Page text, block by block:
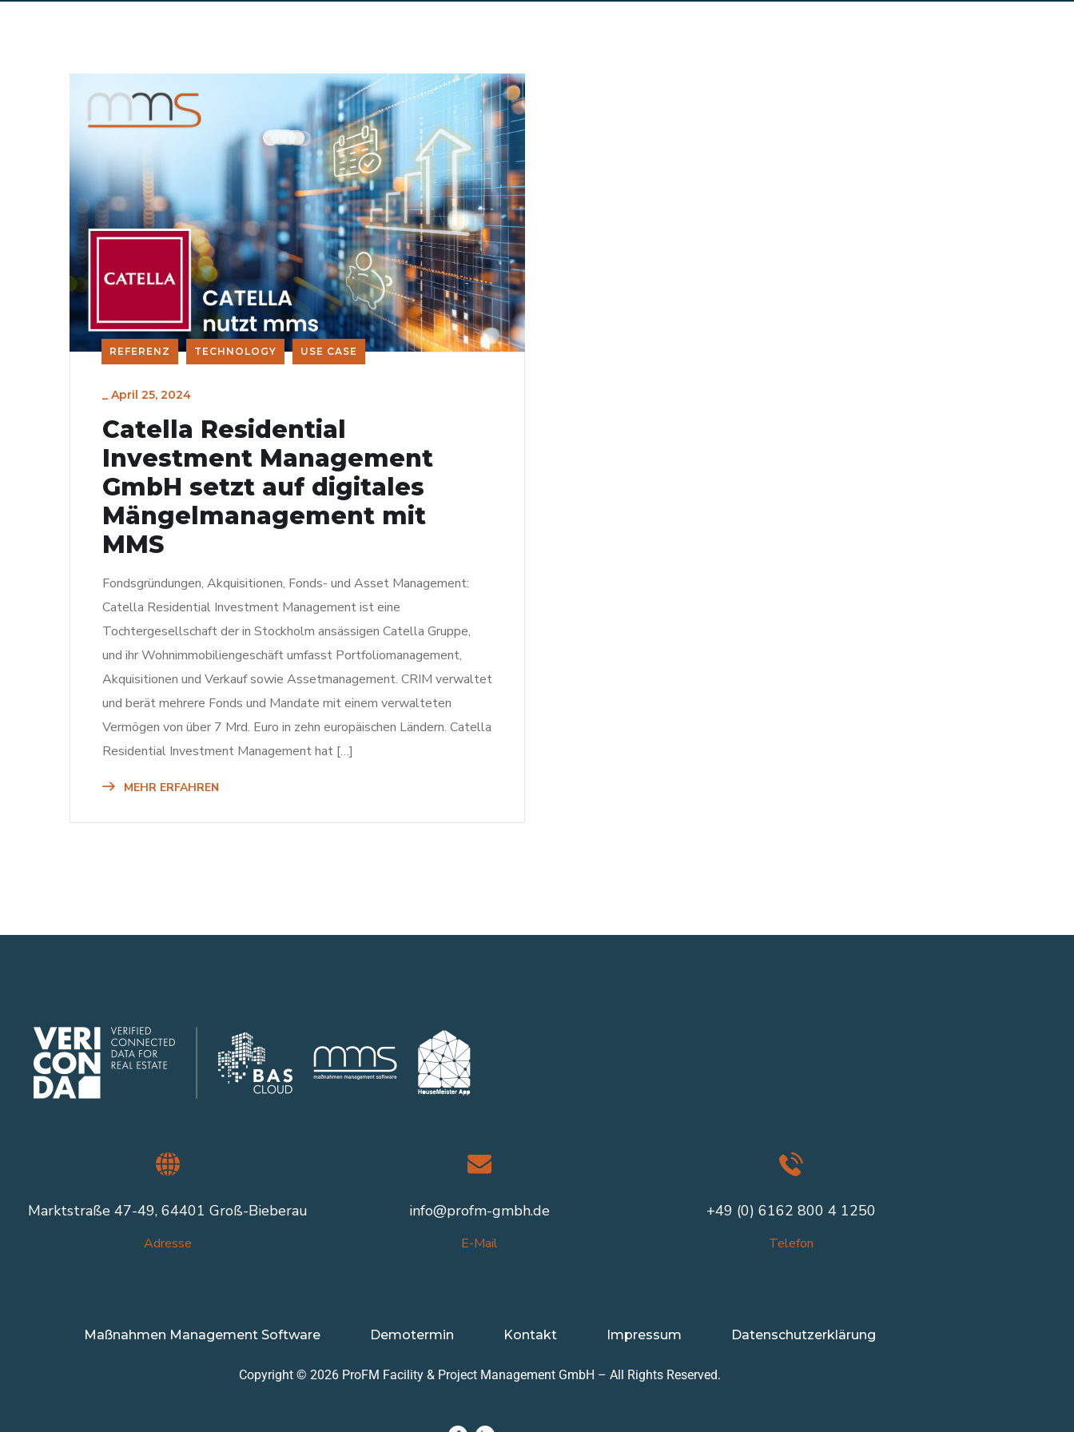
REFERENZ TECHNOLOGY USE CASE
_ April 25, 2024
Catella Residential
Investment Management
GmbH setzt auf digitales
Mängelmanagement mit
MMS
Fondsgründungen, Akquisitionen, Fonds- und Asset Management:
Catella Residential Investment Management ist eine
Tochtergesellschaft der in Stockholm ansässigen Catella Gruppe,
und ihr Wohnimmobiliengeschäft umfasst Portfoliomanagement,
Akquisitionen und Verkauf sowie Assetmanagement. CRIM verwaltet
und berät mehrere Fonds und Mandate mit einem verwalteten
Vermögen von über 7 Mrd. Euro in zehn europäischen Ländern. Catella
Residential Investment Management hat […]
MEHR ERFAHREN
Marktstraße 47-49, 64401 Groß-Bieberau
Adresse
info@profm-gmbh.de
E-Mail
+49 (0) 6162 800 4 1250
Telefon
Maßnahmen Management Software Demotermin Kontakt Impressum Datenschutzerklärung
Copyright © 2026 ProFM Facility & Project Management GmbH – All Rights Reserved.